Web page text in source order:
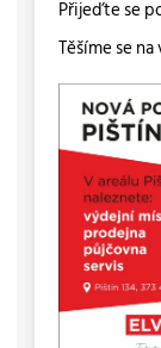
Přijeďte se
Těšíme se na